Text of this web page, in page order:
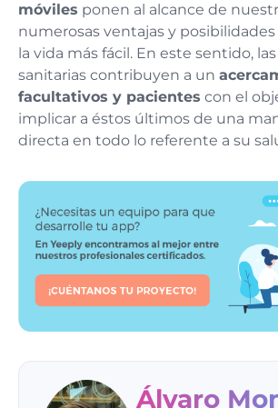
móviles ponen al alcance de
numerosas ventajas y
la vida más fácil. En este sentido,
sanitarias contribuyen a un
facultativos y pacientes con el
implicar a éstos últimos de una
directa en todo lo referente a su
Álvaro